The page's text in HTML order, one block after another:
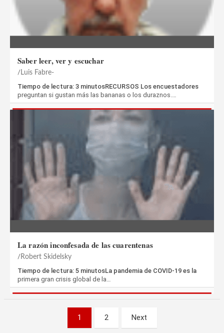
Saber leer, ver y escuchar
Luis Fabre-
Tiempo de lectura: 3 minutosRECURSOS Los encuestadores
preguntan si gustan más las bananas o los duraznos.…
La razón inconfesada de las cuarentenas
Robert Skidelsky
Tiempo de lectura: 5 minutosLa pandemia de COVID‑19 es la
primera gran crisis global de la…
1 2 Next